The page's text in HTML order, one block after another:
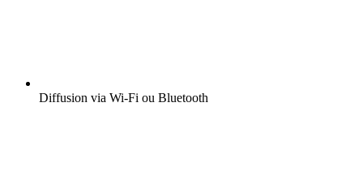
Diffusion via Wi-Fi ou Bluetooth